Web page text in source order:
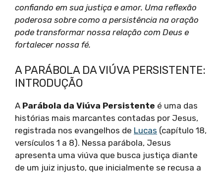
confiando em sua justiça e amor. Uma reflexão
poderosa sobre como a persistência na oração
pode transformar nossa relação com Deus e
fortalecer nossa fé.
A PARÁBOLA DA VIÚVA PERSISTENTE:
INTRODUÇÃO
A Parábola da Viúva Persistente é uma das
histórias mais marcantes contadas por Jesus,
registrada nos evangelhos de Lucas (capítulo 18,
versículos 1 a 8). Nessa parábola, Jesus
apresenta uma viúva que busca justiça diante
de um juiz injusto, que inicialmente se recusa a